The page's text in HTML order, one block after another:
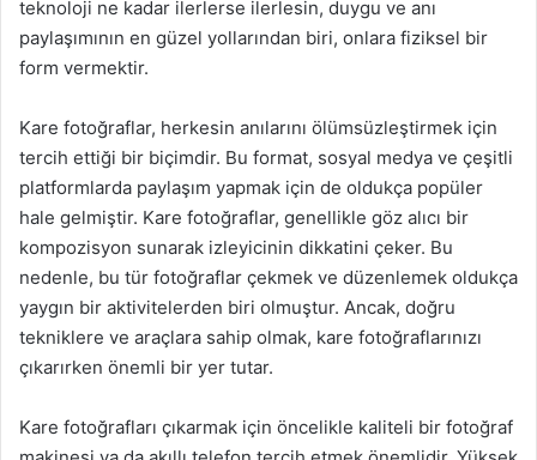
teknoloji ne kadar ilerlerse ilerlesin, duygu ve anı
paylaşımının en güzel yollarından biri, onlara fiziksel bir
form vermektir.
Kare fotoğraflar, herkesin anılarını ölümsüzleştirmek için
tercih ettiği bir biçimdir. Bu format, sosyal medya ve çeşitli
platformlarda paylaşım yapmak için de oldukça popüler
hale gelmiştir. Kare fotoğraflar, genellikle göz alıcı bir
kompozisyon sunarak izleyicinin dikkatini çeker. Bu
nedenle, bu tür fotoğraflar çekmek ve düzenlemek oldukça
yaygın bir aktivitelerden biri olmuştur. Ancak, doğru
tekniklere ve araçlara sahip olmak, kare fotoğraflarınızı
çıkarırken önemli bir yer tutar.
Kare fotoğrafları çıkarmak için öncelikle kaliteli bir fotoğraf